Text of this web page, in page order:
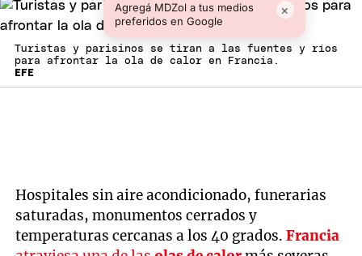
Agregá MDZol a tus medios
preferidos en Google
×
Turistas y parisinos se tiran a las fuentes y ríos
para afrontar la ola de calor en Francia.
EFE
Hospitales sin aire acondicionado, funerarias
saturadas, monumentos cerrados y
temperaturas cercanas a los 40 grados.Francia